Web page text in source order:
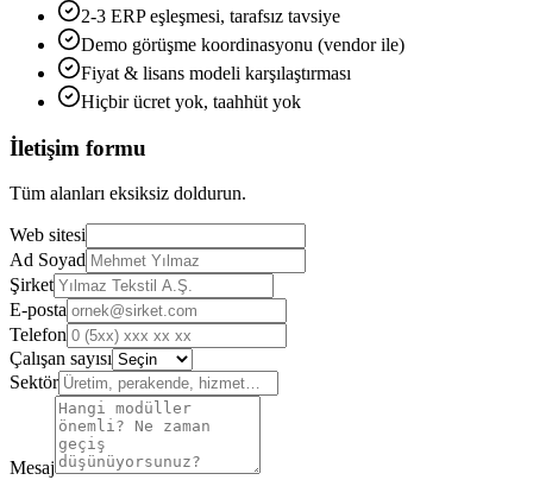
2-3 ERP eşleşmesi, tarafsız tavsiye
Demo görüşme koordinasyonu (vendor ile)
Fiyat & lisans modeli karşılaştırması
Hiçbir ücret yok, taahhüt yok
İletişim formu
Tüm alanları eksiksiz doldurun.
Web sitesi
Ad Soyad
Şirket
E-posta
Telefon
Çalışan sayısı
Sektör
Mesaj